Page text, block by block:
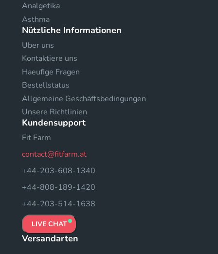
Analgetika
Asthma
Nützliche Informationen
Uber uns
Kontaktiere uns
Haeufige Fragen
Bestellstatus
Allgemeine Geschäftsbedingungen
Unsere Richtlinien
Kundensupport
Fit Farm
contact@fitfarm.at
+44-203-608-1340
+44-808-189-1420
+44-203-514-1638
LIVE CHAT
Versandarten